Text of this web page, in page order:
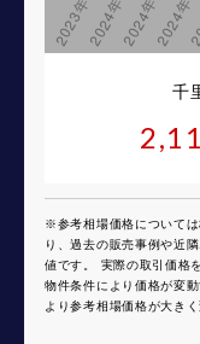
千
※参考相場価格について
り、過去の販売事例や近
値です。 実際の取引価格
物件条件により価格が変
より参考相場価格が大き